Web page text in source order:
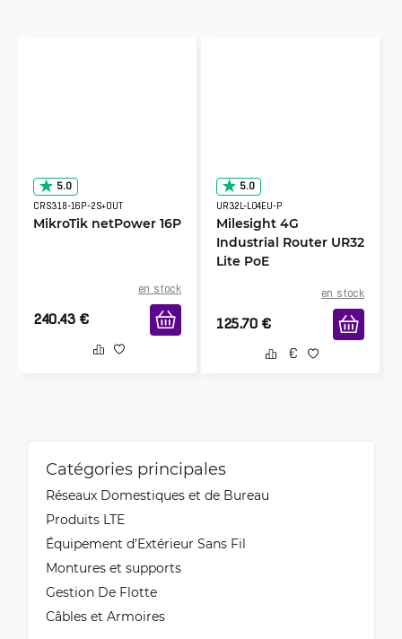
5.0
CRS318-16P-2S+OUT
MikroTik netPower 16P
en stock
240.43 €
5.0
UR32L-L04EU-P
Milesight 4G
Industrial Router UR32
Lite PoE
en stock
125.70 €
Catégories principales
Réseaux Domestiques et de Bureau
Produits LTE
Équipement d’Extérieur Sans Fil
Montures et supports
Gestion De Flotte
Câbles et Armoires